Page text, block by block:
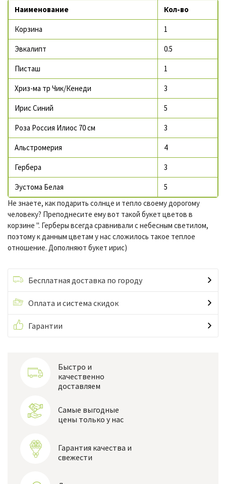
Наименование Кол-во
Корзина 1
Эвкалипт 0.5
Писташ 1
Хриз-ма тр Чик/Кенеди 3
Ирис Синий 5
Роза Россия Илиос 70 см 3
Альстромерия 4
Гербера 3
Эустома Белая
5
Не знаете, как подарить солнце и тепло своему дорогому
человеку? Преподнесите ему вот такой букет цветов в
корзине ". Герберы всегда сравнивали с небесным светилом,
поэтому к данным цветам у нас сложилось такое теплое
отношение. Дополняют букет ирис)
Бесплатная доставка по городу
Оплата и система скидок
Гарантии
Быстро и
качественно
доставляем
Самые выгодные
цены только у нас
Гарантия качества и
свежести